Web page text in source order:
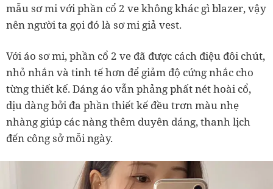
mẫu sơ mi với phần cổ 2 ve không khác gì blazer, vậy
nên người ta gọi đó là sơ mi giả vest.
Với áo sơ mi, phần cổ 2 ve đã được cách điệu đôi chút,
nhỏ nhắn và tinh tế hơn để giảm độ cứng nhắc cho
từng thiết kế. Dáng áo vẫn phảng phất nét hoài cổ,
dịu dàng bởi đa phần thiết kế đều trơn màu nhẹ
nhàng giúp các nàng thêm duyên dáng, thanh lịch
đến công sở mỗi ngày.